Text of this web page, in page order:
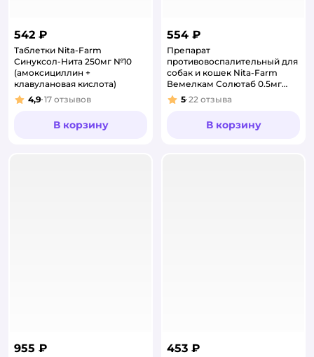
542 ₽
Таблетки Nita-Farm
Синуксол-Нита 250мг №10
(амоксициллин +
клавулановая кислота)
Рейтинг:
4,9 17 отзывов
В корзину
554 ₽
Препарат
противовоспалительный для
собак и кошек Nita-Farm
Вемелкам Солютаб 0.5мг
10таблеток
Рейтинг:
5 22 отзыва
В корзину
955 ₽ 453 ₽